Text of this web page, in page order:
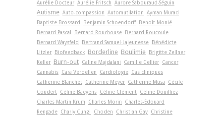
Aurélie Docteur Aurélie Fritsch Aurore Sabouraud-Séguin
Autisme Auto-compassion Automutilation Ayman Murad
Baptiste Brossard
Benjamin Schoendorff
Benoît Monié
Bernard Pascal
Bernard Rouchouse
Bernard Roucoule
Bernard Waysfeld
Bertrand Samuel-Lajeunesse
Bénédicte
Litzler
Biofeedback Borderline Boulimie
Brigitte Zellner
Keller Burn-out Caline Majdalani Camille Cellier Cancer
Cannabis Cara Verdellen Cardiologie Cas cliniques
Catherine Blanchet Catherine Meyer Catherine Musa
Cécile
Coudert Céline Baeyens Céline Clément Céline Douilliez
Charles Martin Krum
Charles Morin
Charles-Édouard
Rengade Charly Cungi Choden Christian Gay Christine